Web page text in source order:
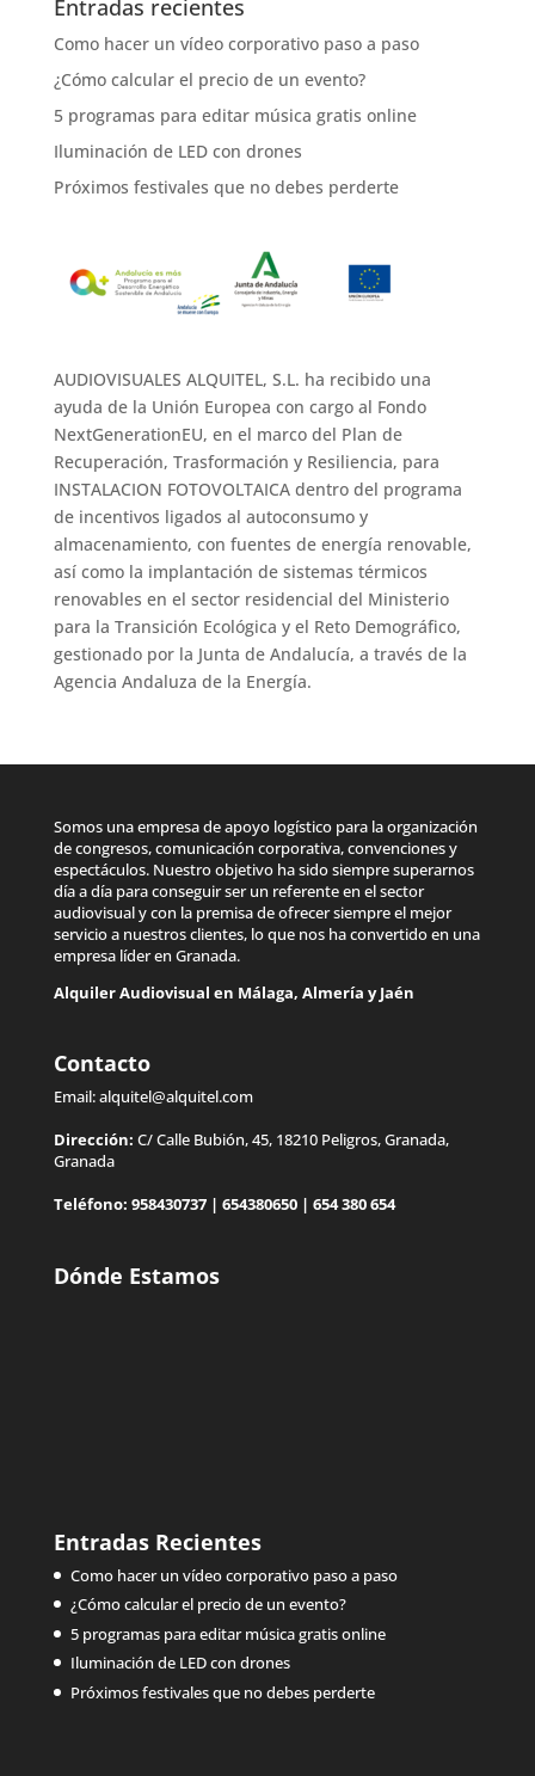
Entradas recientes
Como hacer un vídeo corporativo paso a paso
¿Cómo calcular el precio de un evento?
5 programas para editar música gratis online
Iluminación de LED con drones
Próximos festivales que no debes perderte
AUDIOVISUALES ALQUITEL, S.L. ha recibido una
ayuda de la Unión Europea con cargo al Fondo
NextGenerationEU, en el marco del Plan de
Recuperación, Trasformación y Resiliencia, para
INSTALACION FOTOVOLTAICA dentro del programa
de incentivos ligados al autoconsumo y
almacenamiento, con fuentes de energía renovable,
así como la implantación de sistemas térmicos
renovables en el sector residencial del Ministerio
para la Transición Ecológica y el Reto Demográfico,
gestionado por la Junta de Andalucía, a través de la
Agencia Andaluza de la Energía.
Somos una empresa de apoyo logístico para la organización
de congresos, comunicación corporativa, convenciones y
espectáculos. Nuestro objetivo ha sido siempre superarnos
día a día para conseguir ser un referente en el sector
audiovisual y con la premisa de ofrecer siempre el mejor
servicio a nuestros clientes, lo que nos ha convertido en una
empresa líder en Granada.
Alquiler Audiovisual en Málaga, Almería yJaén
Contacto
Email:alquitel@alquitel.com
Dirección: C/ Calle Bubión, 45, 18210 Peligros, Granada,
Granada
Teléfono: 958430737| 654380650| 654 380 654
Dónde Estamos
Entradas Recientes
Como hacer un vídeo corporativo paso a paso
¿Cómo calcular el precio de un evento?
5 programas para editar música gratis online
Iluminación de LED con drones
Próximos festivales que no debes perderte